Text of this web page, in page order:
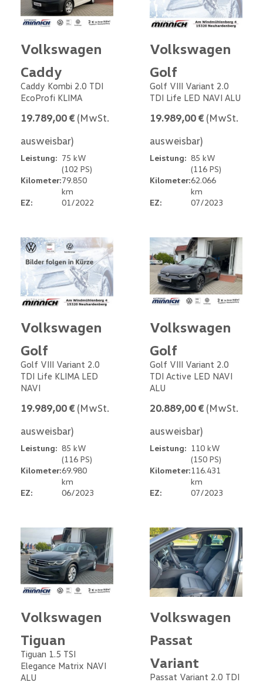
Volkswagen
Caddy
Caddy Kombi 2.0 TDI
EcoProfi KLIMA
19.789,00 € (MwSt.
ausweisbar)
Leistung: 75 kW
(102 PS)
Kilometer:79.850
km
EZ:
01/2022
Volkswagen
Golf
Golf VIII Variant 2.0
TDI Life LED NAVI ALU
19.989,00 € (MwSt.
ausweisbar)
Leistung: 85 kW
(116 PS)
Kilometer:62.066
km
EZ:
07/2023
Volkswagen
Golf
Golf VIII Variant 2.0
TDI Life KLIMA LED
NAVI
19.989,00 € (MwSt.
ausweisbar)
Leistung: 85 kW
(116 PS)
Kilometer:69.980
km
EZ:
06/2023
Volkswagen
Golf
Golf VIII Variant 2.0
TDI Active LED NAVI
ALU
20.889,00 € (MwSt.
ausweisbar)
Leistung: 110 kW
(150 PS)
Kilometer:116.431
km
EZ:
07/2023
Volkswagen
Tiguan
Tiguan 1.5 TSI
Elegance Matrix NAVI
ALU
Volkswagen
Passat
Variant
Passat Variant 2.0 TDI